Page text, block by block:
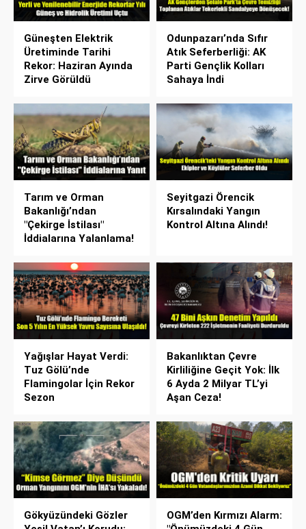
Güneşten Elektrik
Üretiminde Tarihi
Rekor: Haziran Ayında
Zirve Görüldü
Odunpazarı’nda Sıfır
Atık Seferberliği: AK
Parti Gençlik Kolları
Sahaya İndi
Tarım ve Orman
Bakanlığı’ndan
"Çekirge İstilası"
İddialarına Yalanlama!
Seyitgazi Örencik
Kırsalındaki Yangın
Kontrol Altına Alındı!
Yağışlar Hayat Verdi:
Tuz Gölü’nde
Flamingolar İçin Rekor
Sezon
Bakanlıktan Çevre
Kirliliğine Geçit Yok: İlk
6 Ayda 2 Milyar TL’yi
Aşan Ceza!
Gökyüzündeki Gözler
OGM’den Kırmızı Alarm: